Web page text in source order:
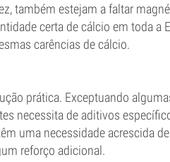
também estejam a faltar
certa de cálcio em toda a
carências de cálcio.
prática. Exceptuando
necessita de aditivos
uma necessidade acrescida
reforço adicional.